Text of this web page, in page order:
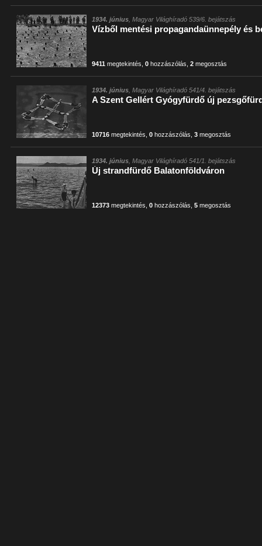
1934. június , Magyar Világhíradó 539/6. bejátszás
Vízből mentési propagandaünnepély és
9411 megtekintés ,0 hozzászólás ,2 megosztás
1934. június , Magyar Világhíradó 541/4. bejátszás
A Szent Gellért Gyógyfürdő új
10716 megtekintés ,0 hozzászólás ,3 megosztás
1934. június , Magyar Világhíradó 541/1. bejátszás
Új strandfürdő Balatonföldváron
12373 megtekintés ,0 hozzászólás ,5 megosztás